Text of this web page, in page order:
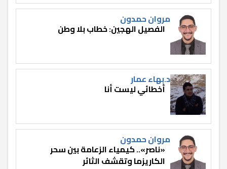
مروان حمدون
الفصيل الهجين: خطاب بلا وطن
د.بهاء عمار
أخطائي ليست أنا
مروان حمدون
«ناصر».. كيمياء الزعامة بين سحر
الكاريزما وتقشف الثائر